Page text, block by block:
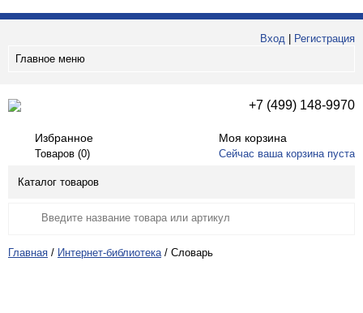
Вход
Регистрация
Главное меню
+7 (499) 148-9970
Избранное
Товаров (0)
Моя корзина
Сейчас ваша корзина пуста
Каталог товаров
Главная / Интернет-библиотека / Словарь